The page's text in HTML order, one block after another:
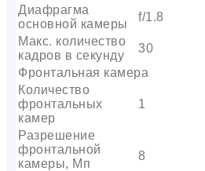
Диафрагма
основной камеры
f/1.8
Макс. количество
кадров в секунду
30
Фронтальная камера
Количество
фронтальных
камер
1
Разрешение
фронтальной
камеры, Мп
8